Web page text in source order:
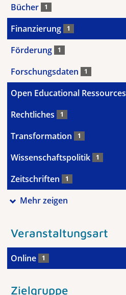
Bücher 1
Finanzierung 1
Förderung 1
Forschungsdaten 1
Open Educational Ressources
Rechtliches 1
Transformation 1
Wissenschaftspolitik 1
Zeitschriften 1
Mehr zeigen
Veranstaltungsart
Online 1
Zielgruppe